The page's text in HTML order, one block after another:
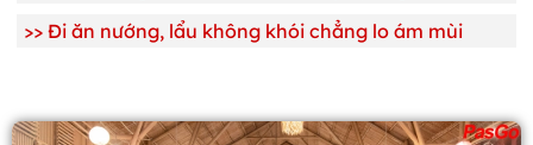
>> Đi ăn nướng, lẩu không khói chẳng lo ám mùi